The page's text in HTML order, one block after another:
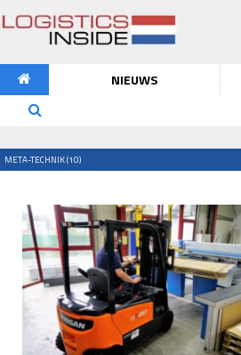
NIEUWS
META-TECHNIK (10)